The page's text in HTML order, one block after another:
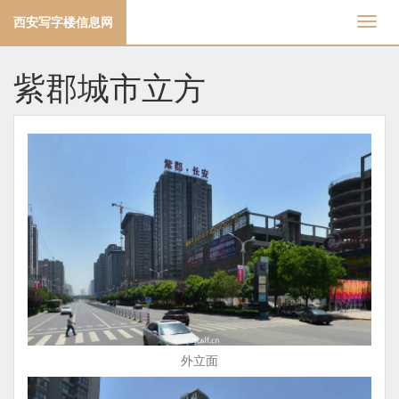
切
换
西安写字楼信息网
紫郡城市立方
外立面